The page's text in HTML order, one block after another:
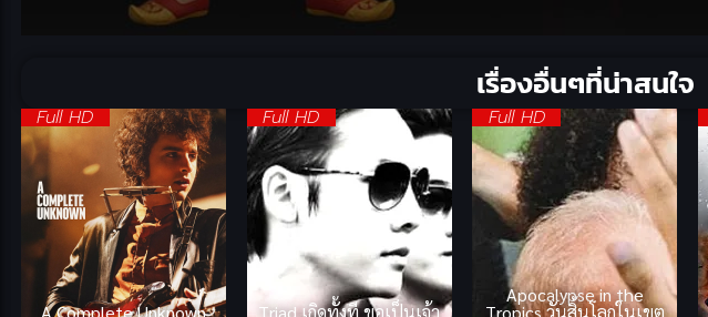
เรื่องอื่นๆที่น่าสนใจ
Full HD Full HD Full HD
Apocalypse in the